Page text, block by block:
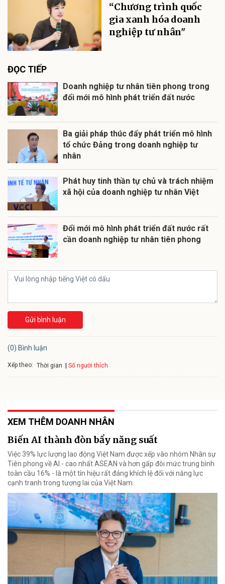
“Chương trình quốc
gia xanh hóa doanh
nghiệp tư nhân"
ĐỌC TIẾP
Doanh nghiệp tư nhân tiên phong trong
đổi mới mô hình phát triển đất nước
Ba giải pháp thúc đẩy phát triển mô hình
tổ chức Đảng trong doanh nghiệp tư
nhân
Phát huy tinh thần tự chủ và trách nhiệm
xã hội của doanh nghiệp tư nhân Việt
Đổi mới mô hình phát triển đất nước rất
cần doanh nghiệp tư nhân tiên phong
Gửi bình luận
(0) Bình luận
Xếp theo: Thời gian Số người thích
XEM THÊM DOANH NHÂN
Biến AI thành đòn bẩy năng suất
Việc 39% lực lượng lao động Việt Nam được xếp vào nhóm Nhân sự
Tiên phong về AI - cao nhất ASEAN và hơn gấp đôi mức trung bình
toàn cầu 16% - là một tín hiệu rất đáng khích lệ đối với năng lực
cạnh tranh trong tương lai của Việt Nam.